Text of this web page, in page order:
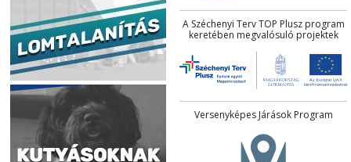
A Széchenyi Terv TOP Plusz program
keretében megvalósuló projektek
Versenyképes Járások Program